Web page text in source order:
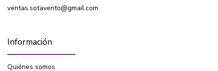
ventas.sotavento@gmail.com
Información
Quiénes somos